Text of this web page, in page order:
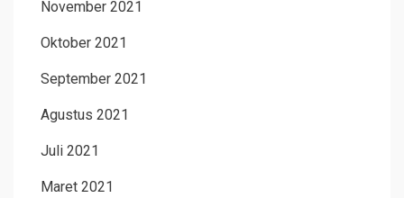
November 2021
Oktober 2021
September 2021
Agustus 2021
Juli 2021
Maret 2021